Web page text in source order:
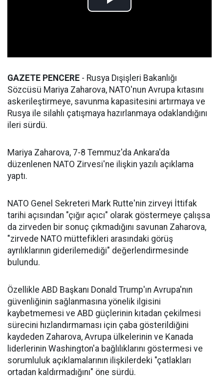
GAZETE PENCERE - Rusya Dışişleri Bakanlığı
Sözcüsü Mariya Zaharova, NATO'nun Avrupa kıtasını
askerileştirmeye, savunma kapasitesini artırmaya ve
Rusya ile silahlı çatışmaya hazırlanmaya odaklandığını
ileri sürdü.
Mariya Zaharova, 7-8 Temmuz'da Ankara'da
düzenlenen NATO Zirvesi'ne ilişkin yazılı açıklama
yaptı.
NATO Genel Sekreteri Mark Rutte'nin zirveyi İttifak
tarihi açısından "çığır açıcı" olarak göstermeye çalışsa
da zirveden bir sonuç çıkmadığını savunan Zaharova,
"zirvede NATO müttefikleri arasındaki görüş
ayrılıklarının giderilemediği" değerlendirmesinde
bulundu.
Özellikle ABD Başkanı Donald Trump'ın Avrupa'nın
güvenliğinin sağlanmasına yönelik ilgisini
kaybetmemesi ve ABD güçlerinin kıtadan çekilmesi
sürecini hızlandırmaması için çaba gösterildiğini
kaydeden Zaharova, Avrupa ülkelerinin ve Kanada
liderlerinin Washington'a bağlılıklarını göstermesi ve
sorumluluk açıklamalarının ilişkilerdeki "çatlakları
ortadan kaldırmadığını" öne sürdü.